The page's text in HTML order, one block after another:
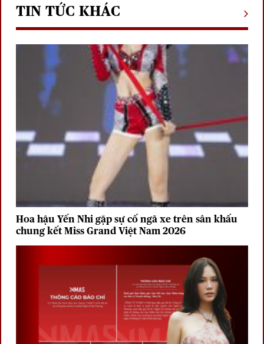
TIN TỨC KHÁC
Hoa hậu Yến Nhi gặp sự cố ngã xe trên sân khấu
chung kết Miss Grand Việt Nam 2026